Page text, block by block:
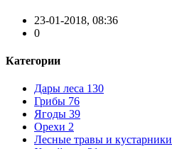
23-01-2018, 08:36
0
Категории
Дары леса 130
Грибы 76
Ягоды 39
Орехи 2
Лесные травы и кустарники